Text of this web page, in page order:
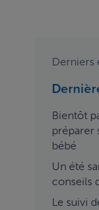
Derniers
Bientôt
préparer
bébé
Un été
conseils
Le suivi